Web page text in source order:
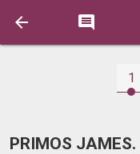
 
1
PRIMOS JAMES.